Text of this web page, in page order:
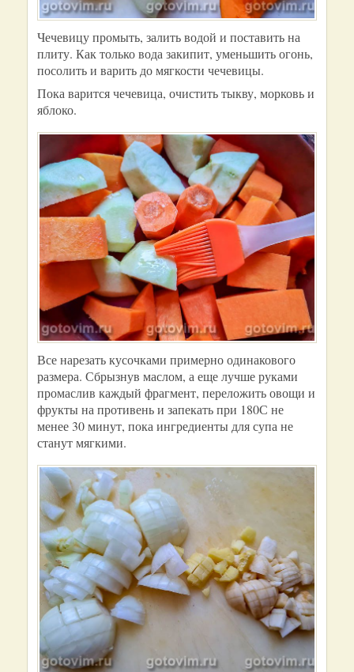
Чечевицу промыть, залить водой и поставить на
плиту. Как только вода закипит, уменьшить огонь,
посолить и варить до мягкости чечевицы.
Пока варится чечевица, очистить тыкву, морковь и
яблоко.
Все нарезать кусочками примерно одинакового
размера. Сбрызнув маслом, а еще лучше руками
промаслив каждый фрагмент, переложить овощи и
фрукты на противень и запекать при 180С не
менее 30 минут, пока ингредиенты для супа не
станут мягкими.